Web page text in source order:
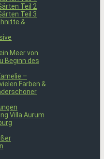
Teil 2
Teil 3
&
Meer von
Beginn des
–
Farben &
Villa Aurum